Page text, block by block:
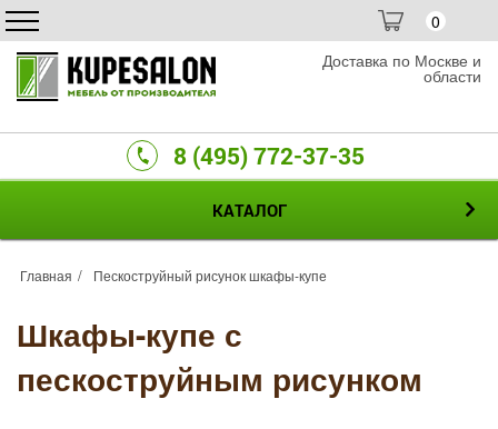
0
Доставка по Москве и
области
8 (495) 772-37-35
КАТАЛОГ
Главная Пескоструйный рисунок шкафы-купе
Шкафы-купе с
пескоструйным рисунком